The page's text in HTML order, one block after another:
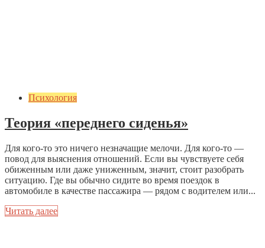
Психология
Теория «переднего сиденья»
Для кого-то это ничего незначащие мелочи. Для кого-то —
повод для выяснения отношений. Если вы чувствуете себя
обиженным или даже униженным, значит, стоит разобрать
ситуацию. Где вы обычно сидите во время поездок в
автомобиле в качестве пассажира — рядом с водителем или...
Читать далее